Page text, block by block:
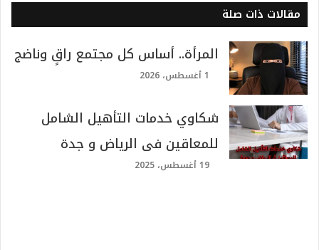
مقالات ذات صلة
المرأة.. أساس كل مجتمع راقٍ وناضج
1 أغسطس، 2026
شكاوي خدمات التأهيل الشامل
للمعاقين​ فى الرياض​ و جدة
19 أغسطس، 2025